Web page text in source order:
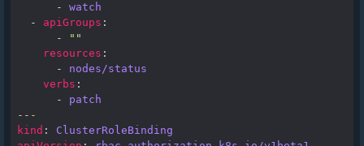
-
watch
-
apiGroups :
-
""
resources :
-
nodes/status
verbs :
-
patch
---
kind :
ClusterRoleBinding